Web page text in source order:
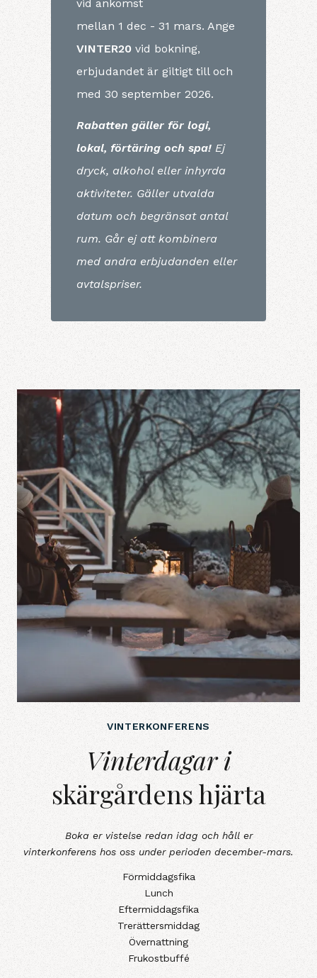
vid ankomst
mellan 1 dec - 31 mars. Ange
VINTER20 vid bokning,
erbjudandet är giltigt till och
med 30 september 2026.
Rabatten gäller för logi,
lokal, förtäring och spa! Ej
dryck, alkohol eller inhyrda
aktiviteter. Gäller utvalda
datum och begränsat antal
rum. Går ej att kombinera
med andra erbjudanden eller
avtalspriser.
VINTERKONFERENS
Vinterdagar iskärgårdens hjärta
Vinterdagar i
skärgårdens hjärta
Boka er vistelse redan idag och håll er
vinterkonferens hos oss under perioden december-mars.
Förmiddagsfika
Lunch
Eftermiddagsfika
Trerättersmiddag
Övernattning
Frukostbuffé